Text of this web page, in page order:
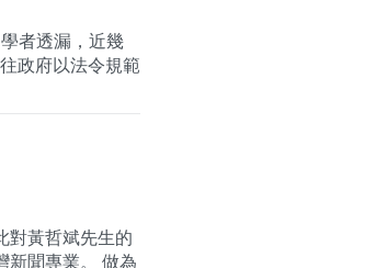
者透漏，近幾
政府以法令規範
對黃哲斌先生的
新聞專業。 做為